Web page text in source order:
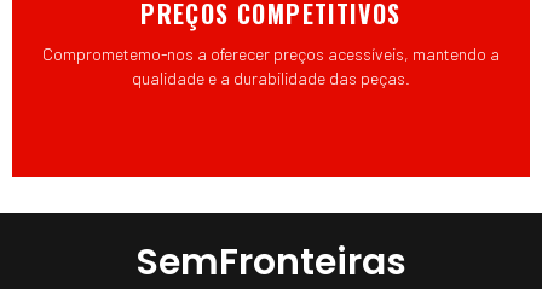
PREÇOS COMPETITIVOS
Comprometemo-nos a oferecer preços acessíveis, mantendo a
qualidade e a durabilidade das peças.
SemFronteiras